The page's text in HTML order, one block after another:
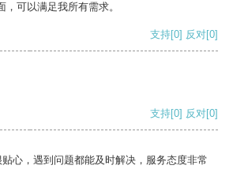
可以满足我所有需求。
支持[0] 反对[0]
支持[0] 反对[0]
心，遇到问题都能及时解决，服务态度非常